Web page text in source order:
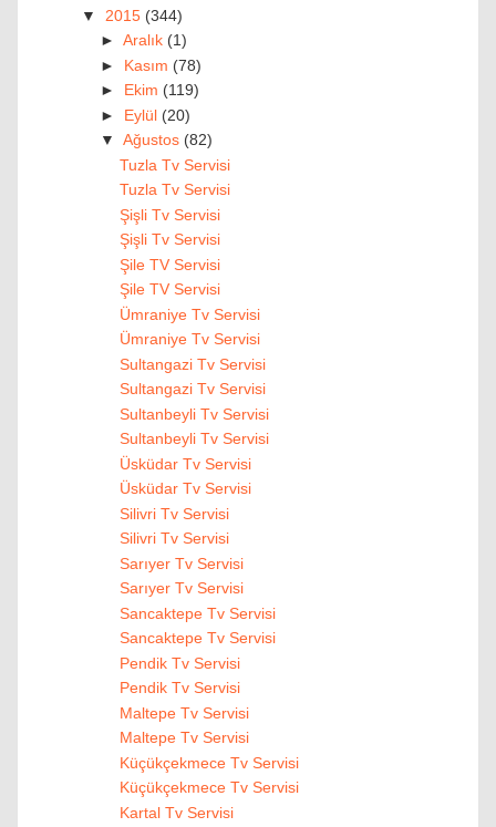
▼ 2015 (344)
► Aralık (1)
► Kasım (78)
► Ekim (119)
► Eylül (20)
▼ Ağustos (82)
Tuzla Tv Servisi
Tuzla Tv Servisi
Şişli Tv Servisi
Şişli Tv Servisi
Şile TV Servisi
Şile TV Servisi
Ümraniye Tv Servisi
Ümraniye Tv Servisi
Sultangazi Tv Servisi
Sultangazi Tv Servisi
Sultanbeyli Tv Servisi
Sultanbeyli Tv Servisi
Üsküdar Tv Servisi
Üsküdar Tv Servisi
Silivri Tv Servisi
Silivri Tv Servisi
Sarıyer Tv Servisi
Sarıyer Tv Servisi
Sancaktepe Tv Servisi
Sancaktepe Tv Servisi
Pendik Tv Servisi
Pendik Tv Servisi
Maltepe Tv Servisi
Maltepe Tv Servisi
Küçükçekmece Tv Servisi
Küçükçekmece Tv Servisi
Kartal Tv Servisi